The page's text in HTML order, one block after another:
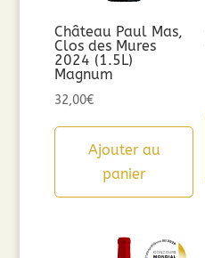
Château Paul Mas,
Clos des Mures
2024 (1.5L)
Magnum
32,00€
Ajouter au
panier